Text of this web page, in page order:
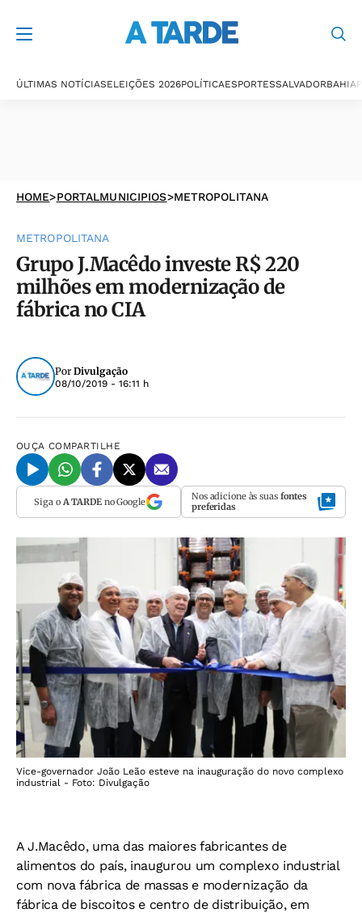
ÚLTIMAS NOTÍCIASELEIÇÕES 2026POLÍTICAESPORTESSALVADORBAHIA
HOME>PORTALMUNICIPIOS>METROPOLITANA
METROPOLITANA
Grupo J.Macêdo investe R$ 220
milhões em modernização de
fábrica no CIA
Por Divulgação
08/10/2019 - 16:11 h
OUÇA COMPARTILHE
Siga o A TARDEno Google Nos adicione às suas fontes
preferidas
Vice-governador João Leão esteve na inauguração do novo complexo
industrial - Foto: Divulgação
A J.Macêdo, uma das maiores fabricantes de
alimentos do país, inaugurou um complexo industrial
com nova fábrica de massas e modernização da
fábrica de biscoitos e centro de distribuição, em